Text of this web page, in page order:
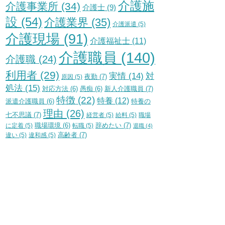
介護事業所 (34) 介護士 (9) 介護施
設 (54) 介護業界 (35) 介護派遣 (5)
介護現場 (91) 介護福祉士 (11)
介護職 (24) 介護職員 (140)
利用者 (29) 原因 (5) 夜勤 (7) 実情 (14) 対
処法 (15) 対応方法 (6) 愚痴 (6) 新人介護職員 (7)
派遣介護職員 (6) 特徴 (22) 特養 (12) 特養の
七不思議 (7) 理由 (26) 経営者 (5) 給料 (5) 職場
に定着 (5) 職場環境 (6) 転職 (5) 辞めたい (7) 退職 (4)
違い (5) 違和感 (5) 高齢者 (7)